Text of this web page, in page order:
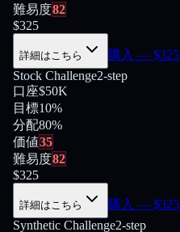
難易度82
$325
詳細はこちら 購入 — $325
Stock Challenge2-step
口座$50K
目標10%
分配80%
価値35
難易度82
$325
詳細はこちら 購入 — $325
Synthetic Challenge2-step